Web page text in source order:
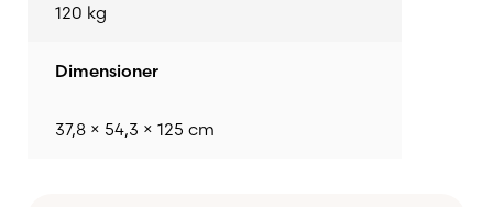
120 kg
Dimensioner
37,8 × 54,3 × 125 cm